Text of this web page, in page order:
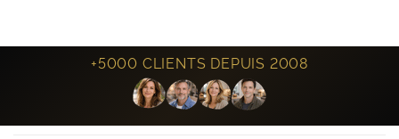
+5000 CLIENTS DEPUIS 2008